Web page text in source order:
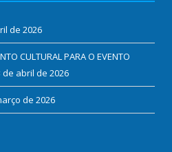
de 2026
CULTURAL PARA O EVENTO
de abril de 2026
de 2026